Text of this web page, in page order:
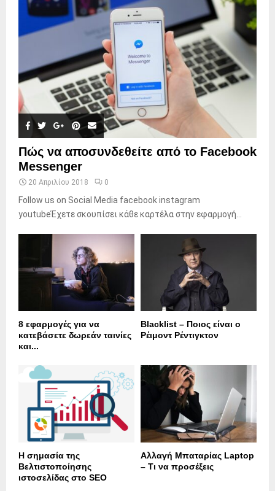
Πώς να αποσυνδεθείτε από το Facebook
Messenger
20 Απριλίου 2018 0
Follow us on Social Media facebook instagram
youtubeΈχετε σκουπίσει κάθε καρτέλα στην εφαρμογή...
8 εφαρμογές για να
κατεβάσετε δωρεάν ταινίες
και...
Blacklist – Ποιος είναι ο
Ρέιμοντ Ρέντιγκτον
Η σημασία της
Βελτιστοποίησης
ιστοσελίδας στο SEO
Αλλαγή Μπαταρίας Laptop
– Τι να προσέξεις